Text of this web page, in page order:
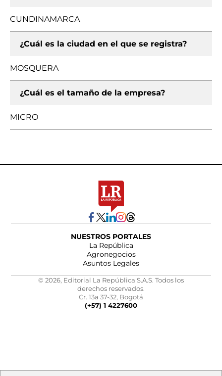
CUNDINAMARCA
¿Cuál es la ciudad en el que se registra?
MOSQUERA
¿Cuál es el tamaño de la empresa?
MICRO
NUESTROS PORTALES
La República
Agronegocios
Asuntos Legales
© 2026, Editorial La República S.A.S. Todos los
derechos reservados.
Cr. 13a 37-32, Bogotá
(+57) 1 4227600